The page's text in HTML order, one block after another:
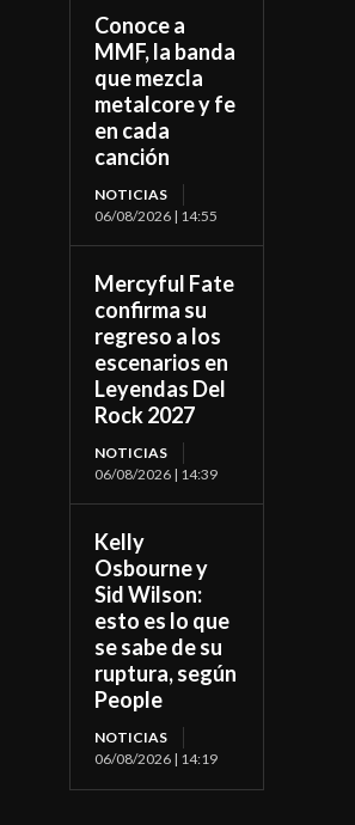
Conoce a
MMF, la banda
que mezcla
metalcore y fe
en cada
canción
NOTICIAS
06/08/2026 | 14:55
Mercyful Fate
confirma su
regreso a los
escenarios en
Leyendas Del
Rock 2027
NOTICIAS
06/08/2026 | 14:39
Kelly
Osbourne y
Sid Wilson:
esto es lo que
se sabe de su
ruptura, según
People
NOTICIAS
06/08/2026 | 14:19